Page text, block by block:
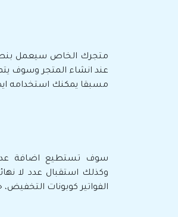
متجرك الخاص سيعمل
عند انشاء المتجر وسوف
مسبقا يمكنك استخدامه
سوف تستطيع اضافة عدد
وكذلك استقبال عدد لا
الفواتير كوبونات